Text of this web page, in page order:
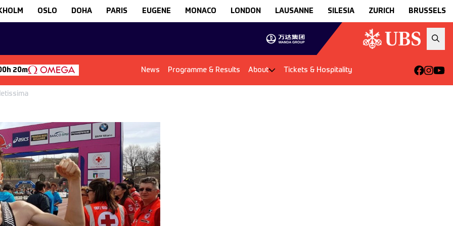
OSLO DOHA PARIS EUGENE MONACO LONDON LAUSANNE SILESIA ZURICH BRUSSELS
20m News Programme & Results About Tickets & Hospitality